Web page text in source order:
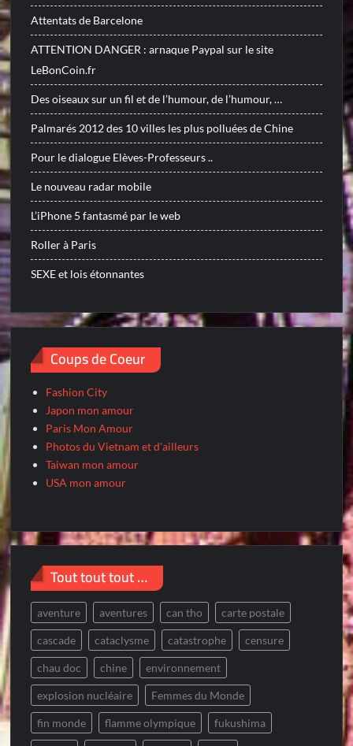
Attentats de Barcelone
ATTENTION DANGER : arnaque Paypal sur le site
LeBonCoin.fr
Des oiseaux sur un fil et de l’humour, de l’humour, …
Palmarés 2012 des 10 villes les plus polluées de Chine
Pour le dialogue Elèves-Professeurs ..
Le nouveau radar mobile
L’iPhone 5 fantasmé par le web
Roller à Paris
SEXE et lois étonnantes
Coups de Coeur
Fashion City
Japon mon amour
Paris Mon Amour
Photos du Vietnam et d'ailleurs
Taiwan mon amour
USA mon amour
Tout tout tout …
aventure aventures can tho carte postale
cascade cataclysme catastrophe censure
chau doc chine environnement
explosion nucléaire Femmes du Monde
fin monde flamme olympique fukushima